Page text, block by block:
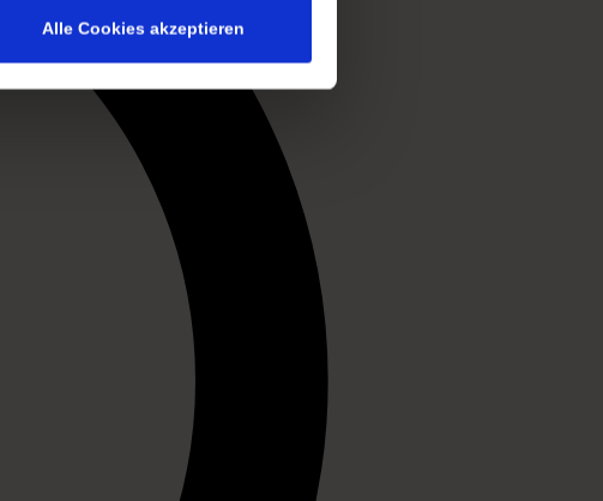
Alle Cookies akzeptieren